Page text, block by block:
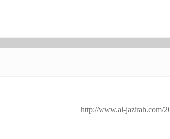
http://www.al-jazirah.com/